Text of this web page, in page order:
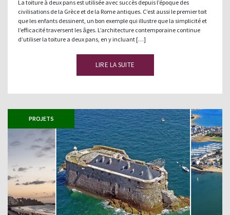
La toiture à deux pans est utilisée avec succès depuis l’époque des
civilisations de la Grèce et de la Rome antiques. C’est aussi le premier toit
que les enfants dessinent, un bon exemple qui illustre que la simplicité et
l’efficacité traversent les âges. L’architecture contemporaine continue
d’utiliser la toiture a deux pans, en y incluant […]
LIRE LA SUITE
PROJETS